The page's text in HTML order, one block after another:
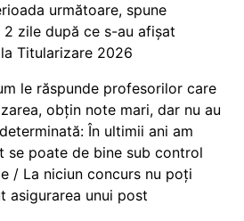
următoare, spune
2 zile după ce s-au afișat
Titularizare 2026
le răspunde profesorilor care
obțin note mari, dar nu au
În ultimii ani am
se poate de bine sub control
/ La niciun concurs nu poți
asigurarea unui post